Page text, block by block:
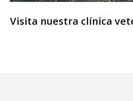
Visita nuestra clínica